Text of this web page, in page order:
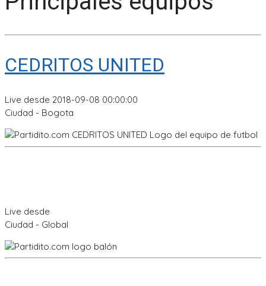
CEDRITOS UNITED
Live desde 2018-09-08 00:00:00
Ciudad - Bogota
Live desde
Ciudad - Global